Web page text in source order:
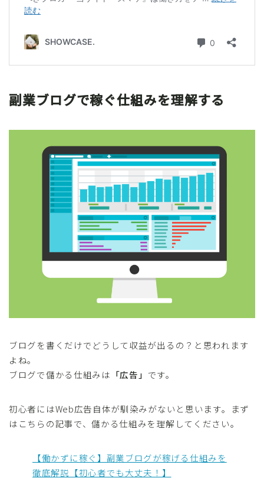
副業ブログで稼ぐ仕組みを理解する
ブログを書くだけでどうして収益が出るの？と思われます
よね。
ブログで儲かる仕組みは 「広告」 です。
初心者にはWeb広告自体が馴染みがないと思います。まず
はこちらの記事で、儲かる仕組みを理解してください。
【働かずに稼ぐ】副業ブログが稼げる仕組みを
徹底解説【初心者でも大丈夫！】